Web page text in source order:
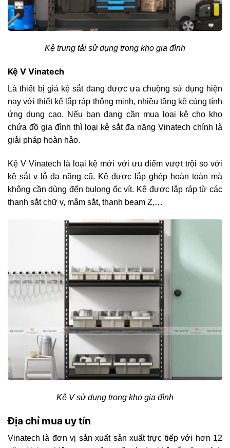
Kệ trung tải sử dụng trong kho gia đình
Kệ V Vinatech
Là thiết bị giá kệ sắt đang được ưa chuộng sử dụng hiện
nay với thiết kế lắp ráp thông minh, nhiều tầng kệ cùng tính
ứng dụng cao. Nếu bạn đang cần mua loại kệ cho kho
chứa đồ gia đình thì loại kệ sắt đa năng Vinatech chính là
giải pháp hoàn hảo.
Kệ V Vinatech là loại kệ mới với ưu điểm vượt trội so với
kệ sắt v lỗ đa năng cũ. Kệ được lắp ghép hoàn toàn mà
không cần dùng đến bulong ốc vít. Kệ được lắp ráp từ các
thanh sắt chữ v, mâm sắt, thanh beam Z,…
Kệ V sử dụng trong kho gia đình
Địa chỉ mua uy tín
Vinatech là đơn vị sản xuất sản xuất trực tiếp với hơn 12